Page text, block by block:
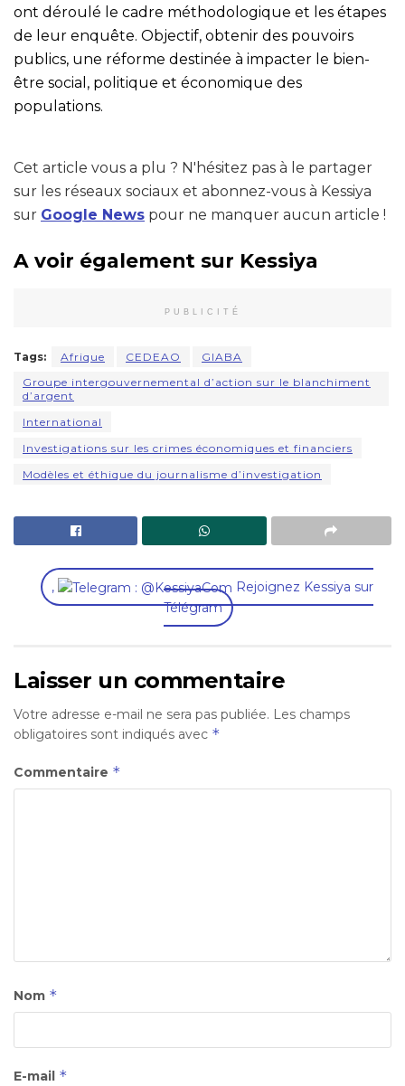
ont déroulé le cadre méthodologique et les étapes
de leur enquête. Objectif, obtenir des pouvoirs
publics, une réforme destinée à impacter le bien-
être social, politique et économique des
populations.
Cet article vous a plu ? N'hésitez pas à le partager
sur les réseaux sociaux et abonnez-vous à Kessiya
sur Google News pour ne manquer aucun article !
A voir également sur Kessiya
PUBLICITÉ
Tags: Afrique CEDEAO
GIABA
Groupe intergouvernemental d’action sur le blanchiment
d’argent
International
Investigations sur les crimes économiques et financiers
Modèles et éthique du journalisme d’investigation
,
Rejoignez Kessiya sur
Télégram
Laisser un commentaire
Votre adresse e-mail ne sera pas publiée. Les champs
obligatoires sont indiqués avec *
Commentaire *
Nom *
E-mail *